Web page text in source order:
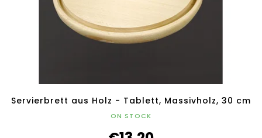
Servierbrett aus Holz - Tablett, Massivholz, 30 cm
ON STOCK